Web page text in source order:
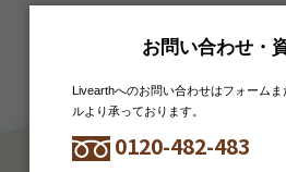
お問い合わせ・
Livearthへのお問い合わせはフォーム
ルより承っております。
0120-482-483